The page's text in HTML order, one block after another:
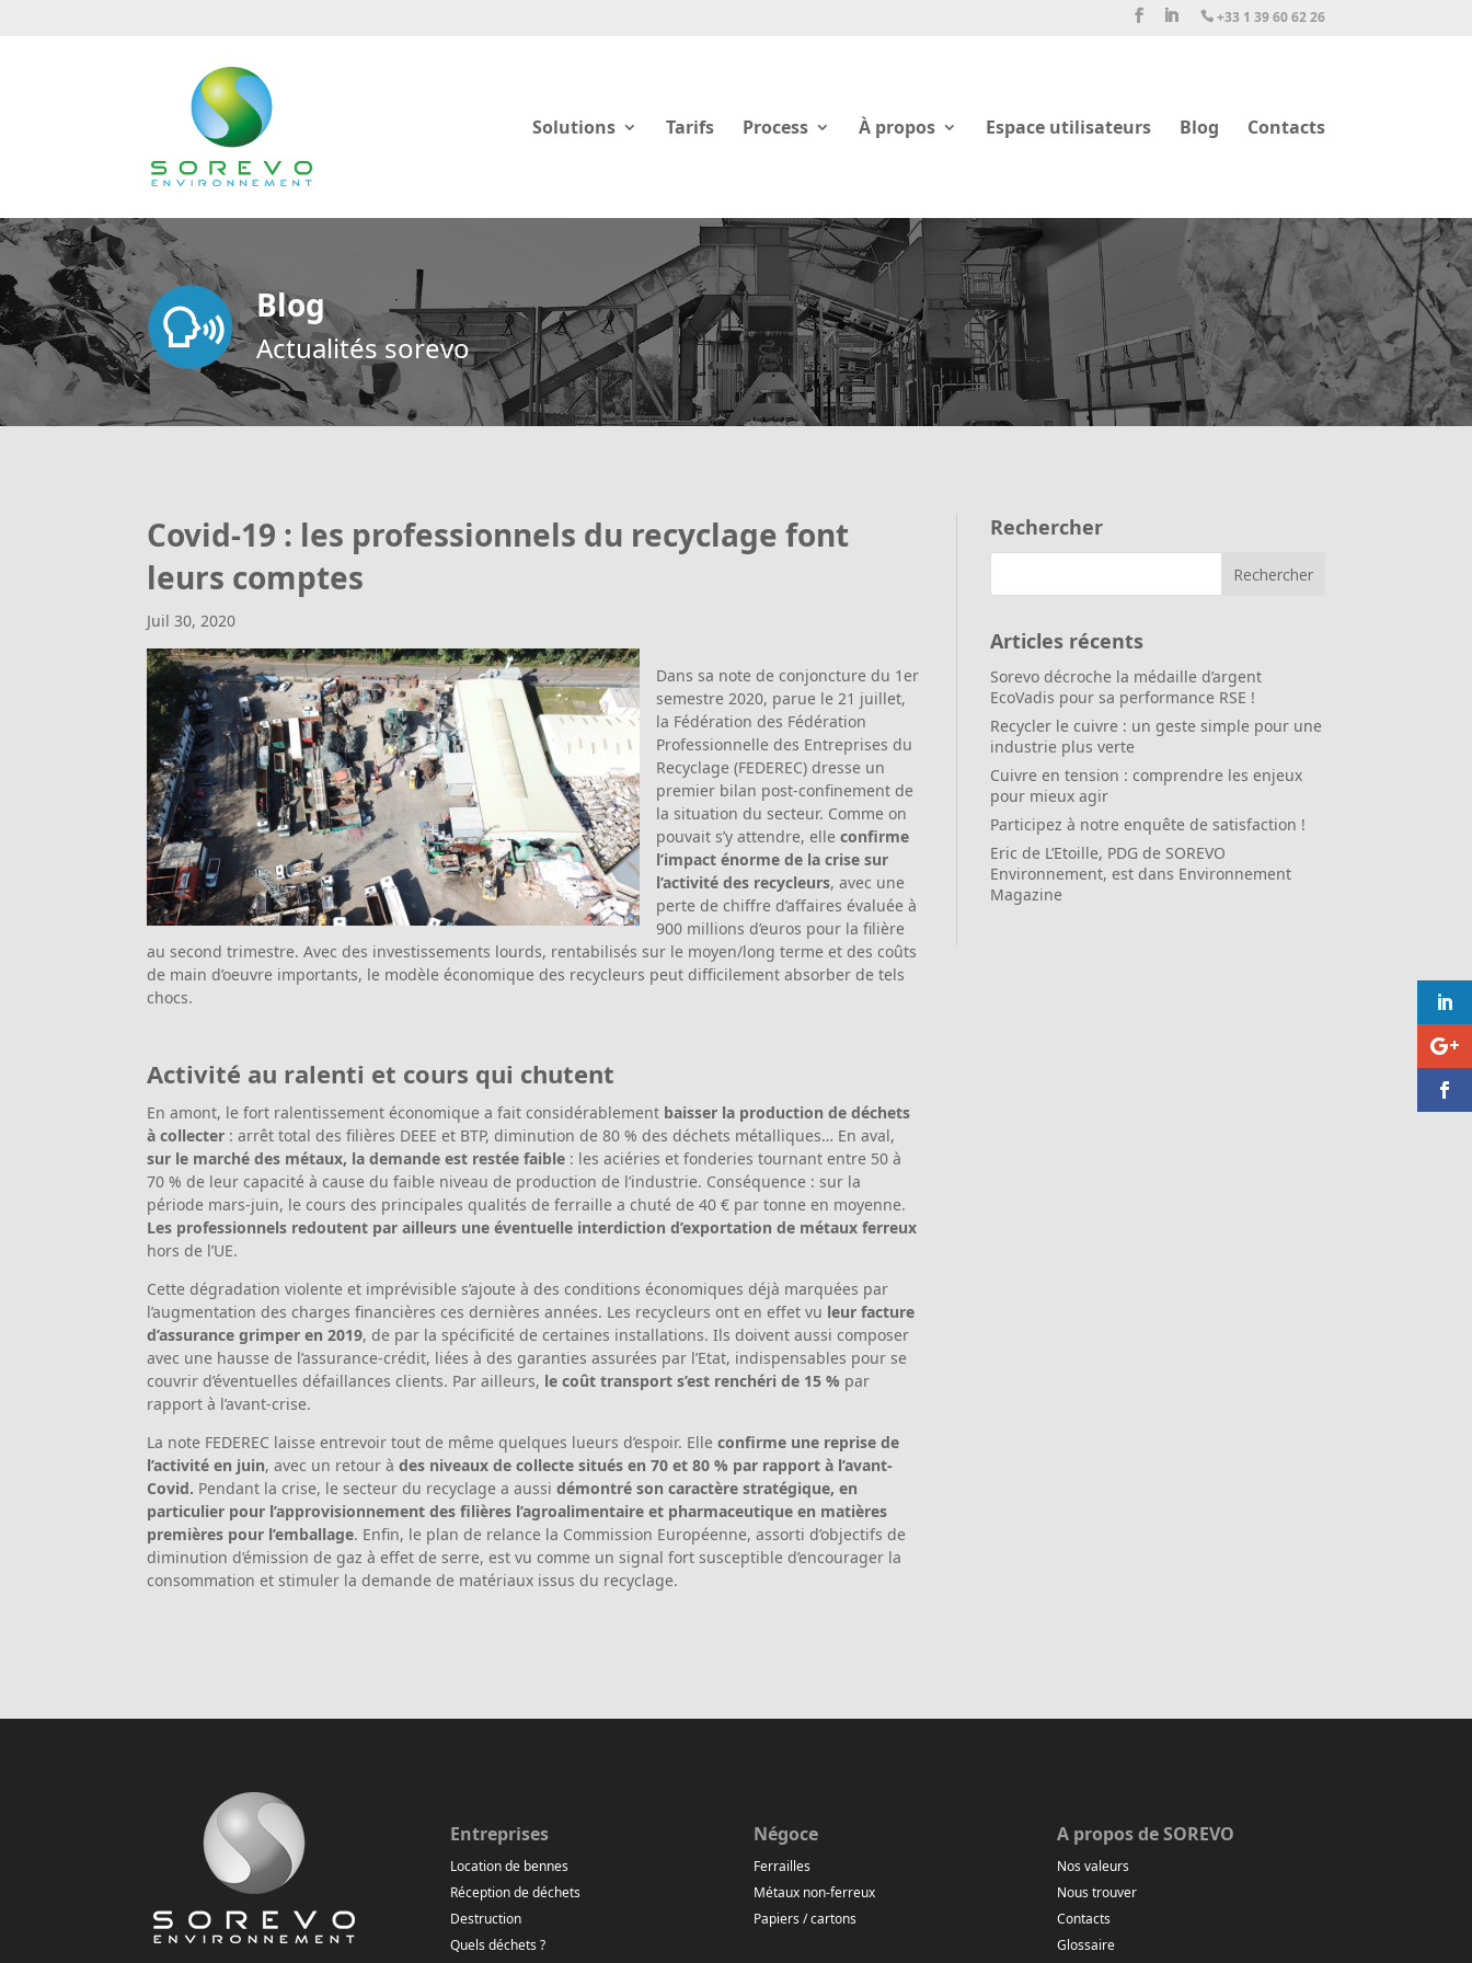
+33 1 39 60 62 26
Solutions Tarifs Process À propos Espace utilisateurs Blog Contacts
Blog
Actualités sorevo
Covid-19 : les professionnels du recyclage font
leurs comptes
Juil 30, 2020
Dans sa note de conjoncture du 1er
semestre 2020, parue le 21 juillet,
la Fédération des Fédération
Professionnelle des Entreprises du
Recyclage (FEDEREC) dresse un
premier bilan post-confinement de
la situation du secteur. Comme on
pouvait s’y attendre, elleconfirme
l’impact énorme de la crise sur
l’activité des recycleurs, avec une
perte de chiffre d’affaires évaluée à
900 millions d’euros pour la filière
au second trimestre. Avec des investissements lourds, rentabilisés sur le moyen/long terme et des coûts
de main d’oeuvre importants, le modèle économique des recycleurs peut difficilement absorber de tels
chocs.
Activité au ralenti et cours qui chutent
En amont, le fort ralentissement économique a fait considérablement baisser la production de déchets
à collecter : arrêt total des filières DEEE et BTP, diminution de 80 % des déchets métalliques… En aval,
sur le marché des métaux, la demande est restée faible : les aciéries et fonderies tournant entre 50 à
70 % de leur capacité à cause du faible niveau de production de l’industrie. Conséquence : sur la
période mars-juin, le cours des principales qualités de ferraille a chuté de 40 € par tonne en moyenne.
Les professionnels redoutent par ailleurs une éventuelle interdiction d’exportation de métaux ferreux
hors de l’UE.
Cette dégradation violente et imprévisible s’ajoute à des conditions économiques déjà marquées par
l’augmentation des charges financières ces dernières années. Les recycleurs ont en effet vu leur facture
d’assurance grimper en 2019, de par la spécificité de certaines installations. Ils doivent aussi composer
avec une hausse de l’assurance-crédit, liées à des garanties assurées par l’Etat, indispensables pour se
couvrir d’éventuelles défaillances clients. Par ailleurs, le coût transport s’est renchéri de 15 % par
rapport à l’avant-crise.
La note FEDEREC laisse entrevoir tout de même quelques lueurs d’espoir. Elleconfirme une reprise de
l’activité en juin, avec un retour àdes niveaux de collecte situés en 70 et 80 % par rapport à l’avant-
Covid. Pendant la crise, le secteur du recyclage a aussi démontré son caractère stratégique, en
particulier pour l’approvisionnement des filières l’agroalimentaire et pharmaceutique en matières
premières pour l’emballage. Enfin, le plan de relance la Commission Européenne, assorti d’objectifs de
diminution d’émission de gaz à effet de serre, est vu comme un signal fort susceptible d’encourager la
consommation et stimuler la demande de matériaux issus du recyclage.
Rechercher
Articles récents
Sorevo décroche la médaille d’argent
EcoVadis pour sa performance RSE !
Recycler le cuivre : un geste simple pour une
industrie plus verte
Cuivre en tension : comprendre les enjeux
pour mieux agir
Participez à notre enquête de satisfaction !
Eric de L’Etoille, PDG de SOREVO
Environnement, est dans Environnement
Magazine
Entreprises
Location de bennes
Réception de déchets
Destruction
Quels déchets ?
Négoce
Ferrailles
Métaux non-ferreux
Papiers / cartons
A propos de SOREVO
Nos valeurs
Nous trouver
Contacts
Glossaire